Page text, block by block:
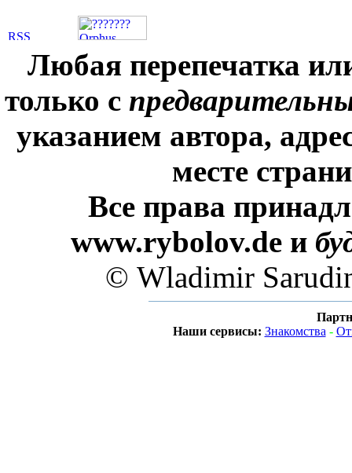
Любая перепечатка
только с
указанием автора,
месте
Все права
www.rybolov.de и
© Wladimir
Наши сервисы: Знакомства -